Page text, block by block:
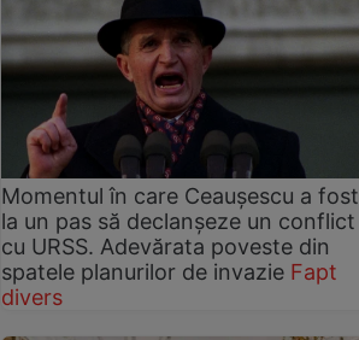
Momentul în care Ceaușescu a fost
la un pas să declanșeze un conflict
cu URSS. Adevărata poveste din
spatele planurilor de invazie Fapt
divers